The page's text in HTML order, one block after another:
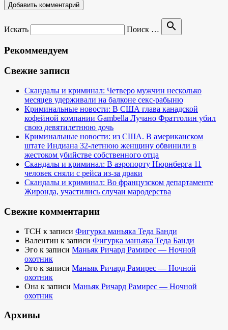
Искать Поиск … search
Рекоммендуем
Свежие записи
Скандалы и криминал: Четверо мужчин несколько
месяцев удерживали на балконе секс-рабыню
Криминальные новости: В США глава канадской
кофейной компании Gambella Лучано Фраттолин убил
свою девятилетнюю дочь
Криминальные новости: из США. В американском
штате Индиана 32-летнюю женщину обвинили в
жестоком убийстве собственного отца
Скандалы и криминал: В аэропорту Нюрнберга 11
человек сняли с рейса из-за драки
Скандалы и криминал: Во французском департаменте
Жиронда, участились случаи мародерства
Свежие комментарии
TCH к записи Фигурка маньяка Теда Банди
Валентин к записи Фигурка маньяка Теда Банди
Эго к записи Маньяк Ричард Рамирес — Ночной
охотник
Эго к записи Маньяк Ричард Рамирес — Ночной
охотник
Она к записи Маньяк Ричард Рамирес — Ночной
охотник
Архивы